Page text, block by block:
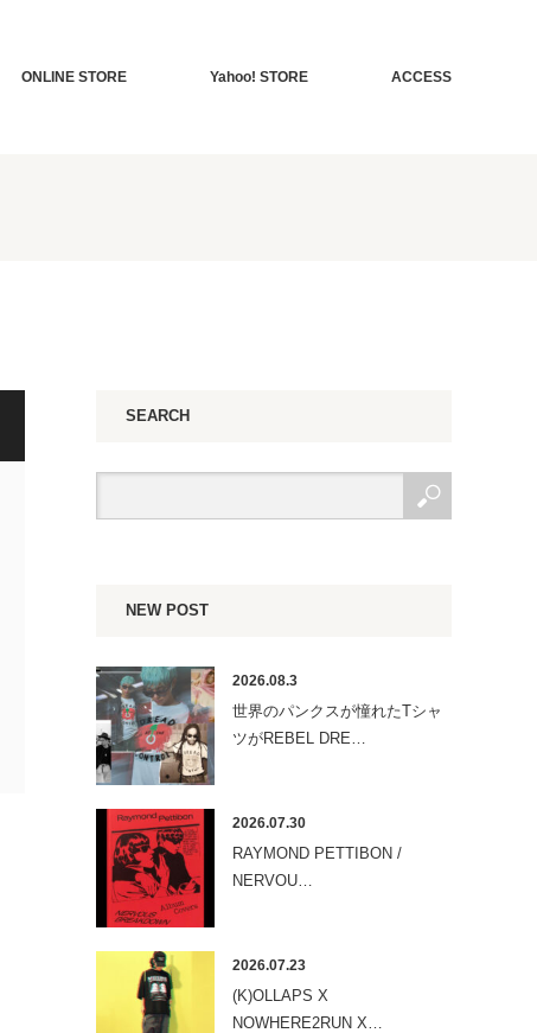
ONLINE STORE Yahoo! STORE ACCESS
SEARCH
NEW POST
2026.08.3
世界のパンクスが憧れたTシャ
ツがREBEL DRE…
2026.07.30
RAYMOND PETTIBON /
NERVOU…
2026.07.23
(K)OLLAPS X
NOWHERE2RUN X…